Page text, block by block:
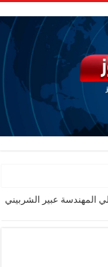
المهندسة عبير الشربيني